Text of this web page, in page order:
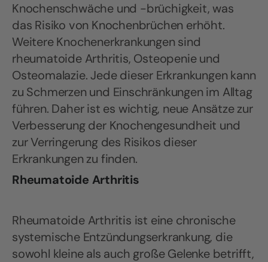
Knochenschwäche und -brüchigkeit, was
das Risiko von Knochenbrüchen erhöht.
Weitere Knochenerkrankungen sind
rheumatoide Arthritis, Osteopenie und
Osteomalazie. Jede dieser Erkrankungen kann
zu Schmerzen und Einschränkungen im Alltag
führen. Daher ist es wichtig, neue Ansätze zur
Verbesserung der Knochengesundheit und
zur Verringerung des Risikos dieser
Erkrankungen zu finden.
Rheumatoide Arthritis
Rheumatoide Arthritis ist eine chronische
systemische Entzündungserkrankung, die
sowohl kleine als auch große Gelenke betrifft,